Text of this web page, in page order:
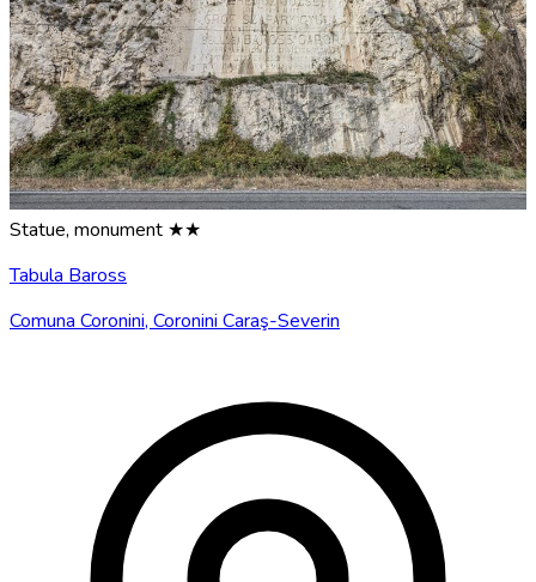
Statue, monument ★★
Tabula Baross
Comuna Coronini, Coronini Caraş-Severin